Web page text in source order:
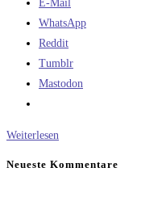
E-Mail
WhatsApp
Reddit
Tumblr
Mastodon
Weiterlesen
Neueste Kommentare